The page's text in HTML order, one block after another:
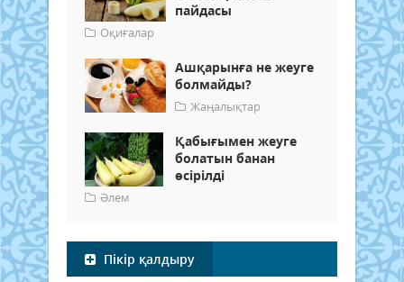
пайдасы
Оқиғалар
Ашқарынға не жеуге
болмайды?
Жаңалықтар
Қабығымен жеуге
болатын банан
өсірілді
Әлем
Пікір қалдыру